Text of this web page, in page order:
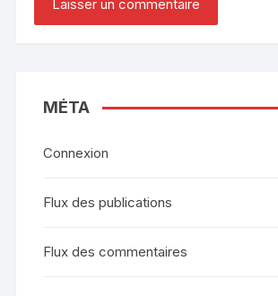
MÉTA
Connexion
Flux des publications
Flux des commentaires